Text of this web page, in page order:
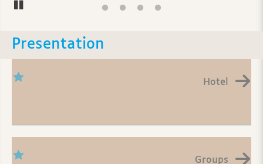
Presentation
Hotel
Groups